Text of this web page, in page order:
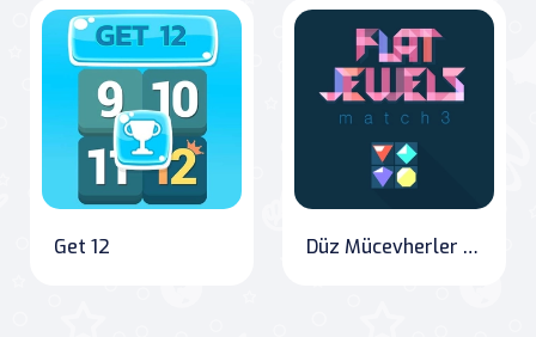
Get 12 Düz Mücevherler Eşleştirme 3